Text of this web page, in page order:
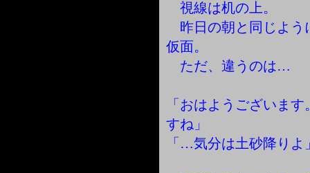
視線は机の上。
昨日の朝と同じよう
仮面。
ただ、違うのは…
「おはようございま
すね」
「…気分は土砂降りよ